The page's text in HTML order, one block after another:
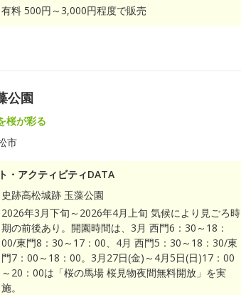
有料 500円～3,000円程度で販売
公園
桜が彩る
市
・アクティビティDATA
史跡高松城跡 玉藻公園
2026年3月下旬～2026年4月上旬 気候により見ごろ時
期の前後あり。開園時間は、3月 西門6：30～18：
00/東門8：30～17：00、4月 西門5：30～18：30/東
門7：00～18：00。3月27日(金)～4月5日(日)17：00
～20：00は「桜の馬場 桜見物夜間無料開放」を実
施。